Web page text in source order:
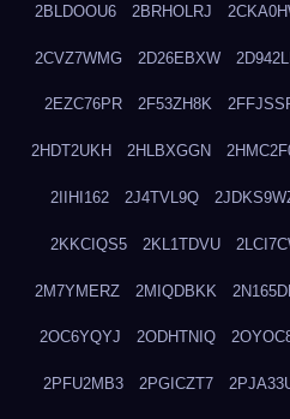
2BLDOOU6 2BRHOLRJ
2CVZ7WMG 2D26EBXW
2EZC76PR 2F53ZH8K
2HDT2UKH 2HLBXGGN
2IIHI162 2J4TVL9Q
2KKCIQS5 2KL1TDVU
2M7YMERZ 2MIQDBKK
2OC6YQYJ 2ODHTNIQ
2PFU2MB3 2PGICZT7